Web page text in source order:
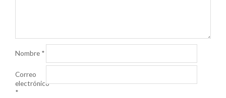
Nombre *
Correo
electrónico
*